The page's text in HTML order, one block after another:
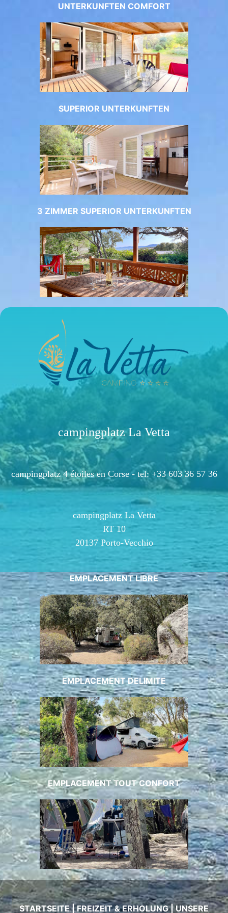
UNTERKUNFTEN COMFORT
SUPERIOR UNTERKUNFTEN
3 ZIMMER SUPERIOR UNTERKUNFTEN
campingplatz La Vetta
campingplatz 4 étoiles en Corse - tel: +33 603 36 57 36
campingplatz La Vetta
RT 10
20137 Porto-Vecchio
EMPLACEMENT LIBRE
EMPLACEMENT DELIMITE
EMPLACEMENT TOUT CONFORT
STARTSEITE|FREIZEIT & ERHOLUNG|UNSERE